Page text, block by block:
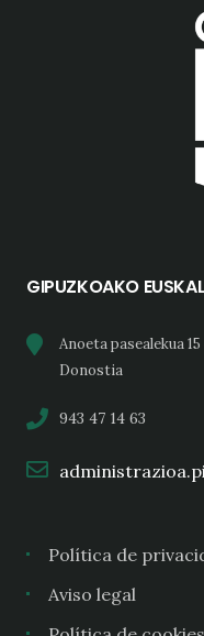
GIPUZKOAKO
Anoeta pasealekua
Donostia
943 47 14 63
Política de
Aviso legal